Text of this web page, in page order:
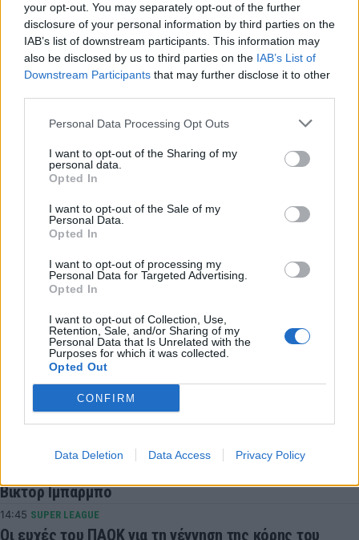
your opt-out. You may separately opt-out of the further
disclosure of your personal information by third parties on the
IAB’s list of downstream participants. This information may
also be disclosed by us to third parties on the IAB’s List of
Downstream Participants that may further disclose it to other
Personal Data Processing Opt Outs
I want to opt-out of the Sharing of my
personal data.
Opted In
I want to opt-out of the Sale of my
Personal Data.
Opted In
I want to opt-out of processing my
Personal Data for Targeted Advertising.
Opted In
I want to opt-out of Collection, Use,
Retention, Sale, and/or Sharing of my
Personal Data that Is Unrelated with the
Purposes for which it was collected.
Opted Out
CONFIRM
Data Deletion Data Access Privacy Policy
Μακάμπι Τελ Αβίβ
COMMENTS
Συνδεθείτε για να σχολιάσετε
LATEST NEWS
Μαλντίνι για Γκουαρδιόλα: «Έγραφε ενδεκάδες σε
χαρτί για την εθνική Ιταλίας»
ΠΟΔΟΣΦΑΙΡΟ
Η αγκαλία Τζόλη-Καρέτσα πριν το φιλικό ανάμεσα σε
Άρσεναλ και Ντόρτμουντ
EUROBASKET
Live Streaming: Η αναμέτρηση της Εθνικής Παίδων
κόντρα στη Γεωργία για το Eurobasket U16
ΠΟΔΟΣΦΑΙΡΟ
Βίκτορ Ιμπάρμπο
14:45 SUPER LEAGUE
Οι ευχές του ΠΑΟΚ για τη γέννηση της κόρης του